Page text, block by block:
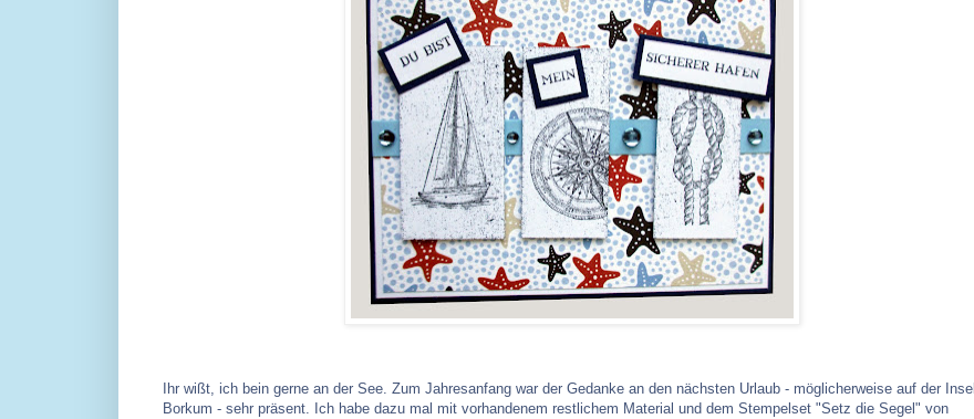
Ihr wißt, ich bein gerne an der See. Zum Jahresanfang war der Gedanke an den nächsten Urlaub - möglicherweise auf der Insel
Borkum - sehr präsent. Ich habe dazu mal mit vorhandenem restlichem Material und dem Stempelset "Setz die Segel" von